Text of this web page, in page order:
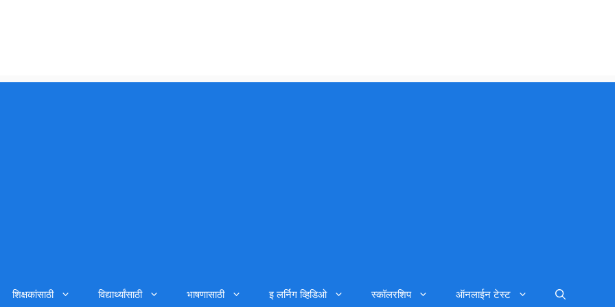
शिक्षकांसाठी विद्यार्थ्यांसाठी भाषणासाठी इ लर्निग व्हिडिओ स्कॉलरशिप ऑनलाईन टेस्ट